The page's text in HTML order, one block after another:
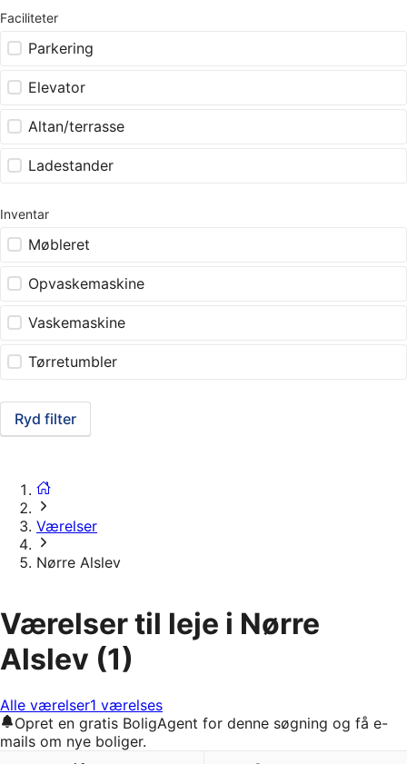
Faciliteter
Parkering
Elevator
Altan/terrasse
Ladestander
Inventar
Møbleret
Opvaskemaskine
Vaskemaskine
Tørretumbler
Ryd filter
Værelser
Nørre Alslev
Værelser til leje i Nørre
Alslev (1)
Alle værelser1 værelses
Opret en gratis BoligAgent for denne søgning og få e-
mails om nye boliger.